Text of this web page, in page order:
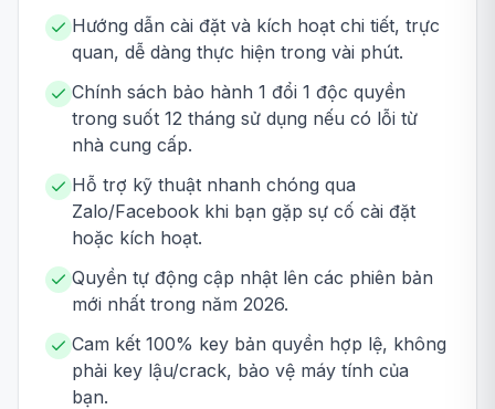
Hướng dẫn cài đặt và kích hoạt chi tiết, trực
quan, dễ dàng thực hiện trong vài phút.
Chính sách bảo hành 1 đổi 1 độc quyền
trong suốt 12 tháng sử dụng nếu có lỗi từ
nhà cung cấp.
Hỗ trợ kỹ thuật nhanh chóng qua
Zalo/Facebook khi bạn gặp sự cố cài đặt
hoặc kích hoạt.
Quyền tự động cập nhật lên các phiên bản
mới nhất trong năm 2026.
Cam kết 100% key bản quyền hợp lệ, không
phải key lậu/crack, bảo vệ máy tính của
bạn.